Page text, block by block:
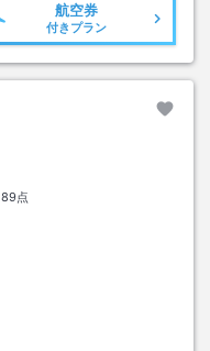
航空券
付きプラン
89点